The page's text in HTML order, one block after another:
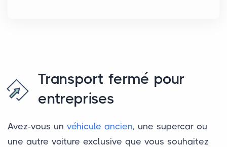
Transport fermé pour
entreprises
Avez-vous un véhicule ancien, une supercar ou
une autre voiture exclusive que vous souhaitez